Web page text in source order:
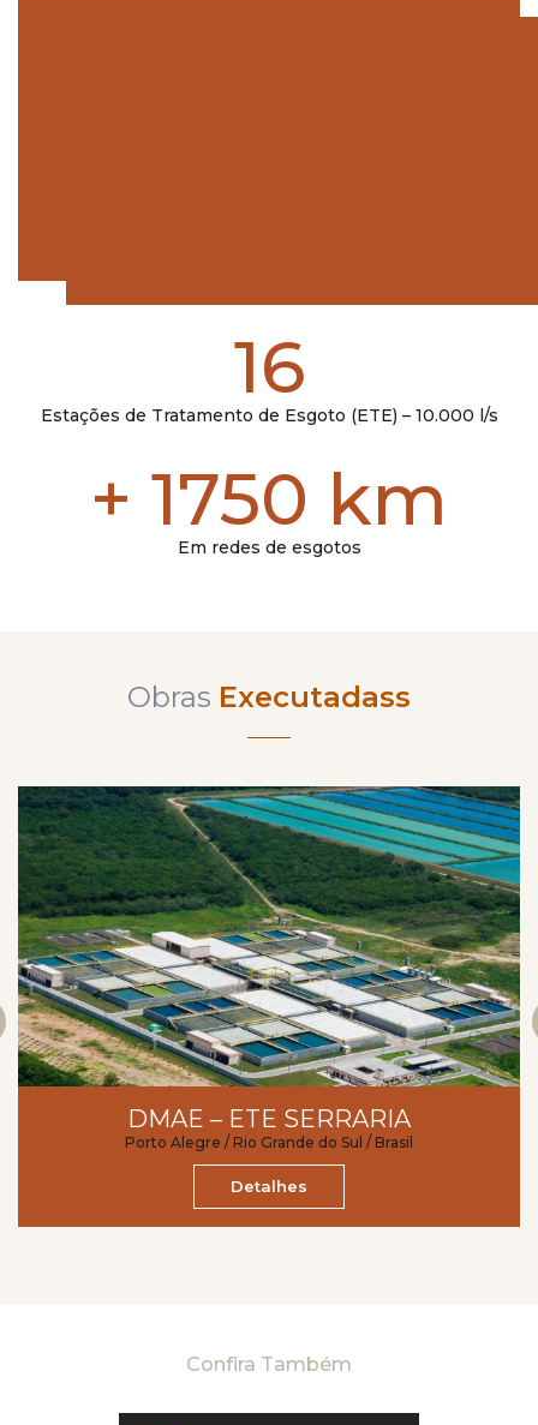
16
Estações de Tratamento de Esgoto (ETE) – 10.000 l/s
+ 1750 km
Em redes de esgotos
Obras Executadass
DMAE – ETE SERRARIA
Porto Alegre / Rio Grande do Sul / Brasil
Detalhes
Confira Também